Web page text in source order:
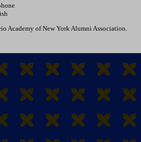
Academy of New York Alumni Association.